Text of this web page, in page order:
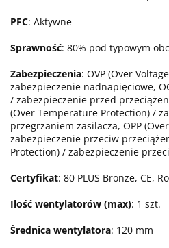
PFC: Aktywne
Sprawność: 80% pod typowym
Zabezpieczenia: OVP (Over
zabezpieczenie nadnapięciowe,
/ zabezpieczenie przed
(Over Temperature Protection) /
przegrzaniem zasilacza, OPP
zabezpieczenie przeciw
Protection) / zabezpieczenie
Certyfikat: 80 PLUS Bronze, CE,
Ilość wentylatorów (max): 1 szt.
Średnica wentylatora: 120 mm